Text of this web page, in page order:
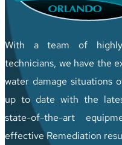
With a team of
technicians, we have the
water damage situations
up to date with the
state-of-the-art
effective Remediation